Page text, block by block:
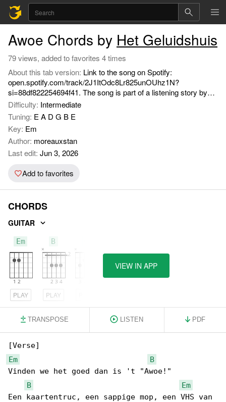
Awoe Chords by Het Geluidshuis
79 views, added to favorites 4 times
About this tab version: Link to the song on Spotify:
open.spotify.com/track/2J1ItOdc8Lr825unOUhz1N?
si=88df822254694f41. The song is part of a listening story by
Het Geluidshuis called 'De Vlo en de Professor'.
Difficulty: Intermediate
Tuning: E A D G B E
Key: Em
Author: moreauxstan
Last edit: Jun 3, 2026
Add to favorites
CHORDS
GUITAR
Em
PLAY
B
PLAY
VIEW IN APP
TRANSPOSE LISTEN PDF
Em
B
Vinden we het goed dan is 't "Awoe!"
B
Em
Een kaartentruc, een sappige mop, een VHS van